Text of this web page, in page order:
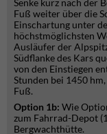
Senke kurz nach der
Fuß weiter über die
Einschartung unter
höchstmöglichsten
Ausläufer der
Südflanke des Kars
von den Einstiegen
Stunden bei 1450
Fuß.
Option 1b: Wie
zum Fahrrad-Depot
Bergwachthütte.